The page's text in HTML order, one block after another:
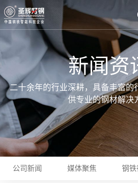
新闻资
二十余年的行业深耕，具备丰富的
供专业的钢材解决
公司新闻 媒体聚焦 钢